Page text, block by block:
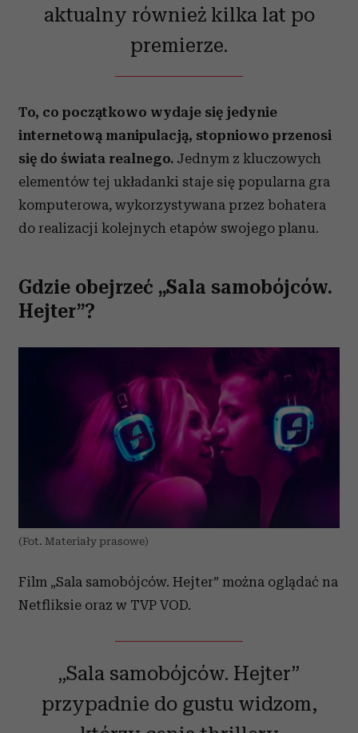
społecznościowym, reklamowym i analitycznym.
Partnerzy mogą połączyć te informacje z innymi danymi
otrzymanymi od Ciebie lub uzyskanymi podczas
aktualny również kilka lat po
premierze.
To, co początkowo wydaje się jedynie
internetową manipulacją, stopniowo przenosi
się do świata realnego. Jednym z kluczowych
elementów tej układanki staje się popularna gra
komputerowa, wykorzystywana przez bohatera
do realizacji kolejnych etapów swojego planu.
Gdzie obejrzeć „Sala samobójców.
Hejter”?
(Fot. Materiały prasowe)
Film „Sala samobójców. Hejter” można oglądać na
Netfliksie oraz w TVP VOD.
„Sala samobójców. Hejter”
przypadnie do gustu widzom,